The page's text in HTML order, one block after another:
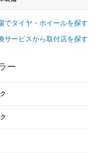
でタイヤ・ホイールを探す
サービスから取付店を探す
ー